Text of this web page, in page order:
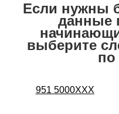
Если нужны
данные
выберите
по
951 5000XXX